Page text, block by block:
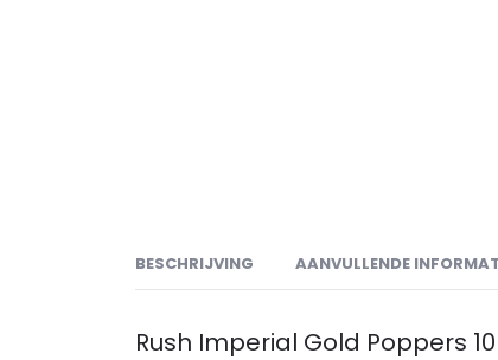
BESCHRIJVING AANVULLENDE
Rush Imperial Gold Poppers